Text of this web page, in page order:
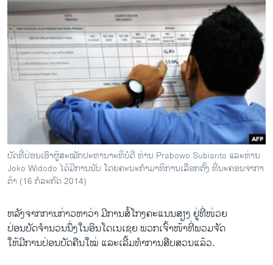
ເອເຊຍ
ອິດສະຫຼະພາບດ້ານການຂ່າວ
ຊີວິດຊາວລາວ
ຊຸມຊົນຊາວລາວ
ວິທະຍາສາດ-ເທັກໂນໂລຈີ
ທຸລະກິດ
ພາສາອັງກິດ
ວີດີໂອ
ສຽງ
ລາຍການກະຈາຍສຽງ
ລາຍງານ
ຕິດຕາມພວກເຮົາ ທີ່
ບັດທີ່ປ່ອນເອົາຜູ້ສະໝັກປະທານາະທິບໍດີ ທ່ານ Prabowo Subianto ແລະທ່ານ
Joko Widodo ໄດ້ມີການນັບ ໂດຍຄະນະກຳມາທິການເລືອກຕັ້ງ ທີ່ນະຄອນຈາກາ
ຕ້າ (16 ກໍລະກົດ 2014)
ຫລັງຈາກການກ່າວຫາວ່າ ມີການສໍ້ໂກງຄະແນນສຽງ ຢູ່ທີ່ໜ່ວຍ
ປ່ອນບັດຈຳນວນນຶ່ງໃນອິນໂດເນເຊຍ ພວກເຈົ້າໜ້າທີ່ພວມຈັດ
ໃຫ້ມີການປ່ອນບັດຄືນໃໝ່ ແລະເລີ້ມທຳການສືບສວນແລ້ວ.